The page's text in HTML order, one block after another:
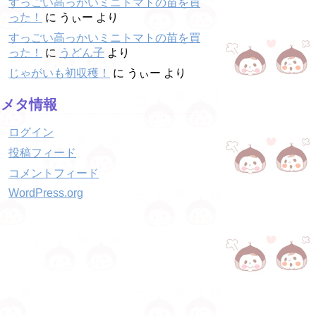
すっごい高っかいミニトマトの苗を買
った！
に うぃー より
すっごい高っかいミニトマトの苗を買
った！
に うどん子 より
じゃがいも初収穫！
に うぃー より
メタ情報
ログイン
投稿フィード
コメントフィード
WordPress.org